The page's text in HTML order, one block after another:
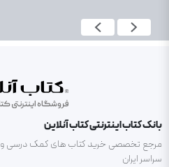
بانک کتاب اینترنتی کتاب آنلاین
مرجع تخصصی خرید کتاب های کمک درسی و
سراسر ایران